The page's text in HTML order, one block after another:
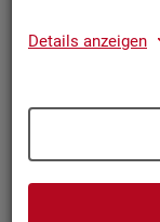
Details anzeigen